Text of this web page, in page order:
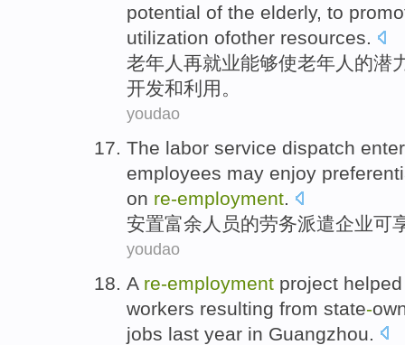
potential of the elderly, to
utilization ofother resources.
老年人 再就业能够使老年人 的潜
开发和利用 。
youdao
The labor service dispatch
employees may enjoy
on re-employment.
安置富余 人员的劳务派遣企业可
youdao
A re-employment project helped
workers resulting from state-
jobs last year in Guangzhou